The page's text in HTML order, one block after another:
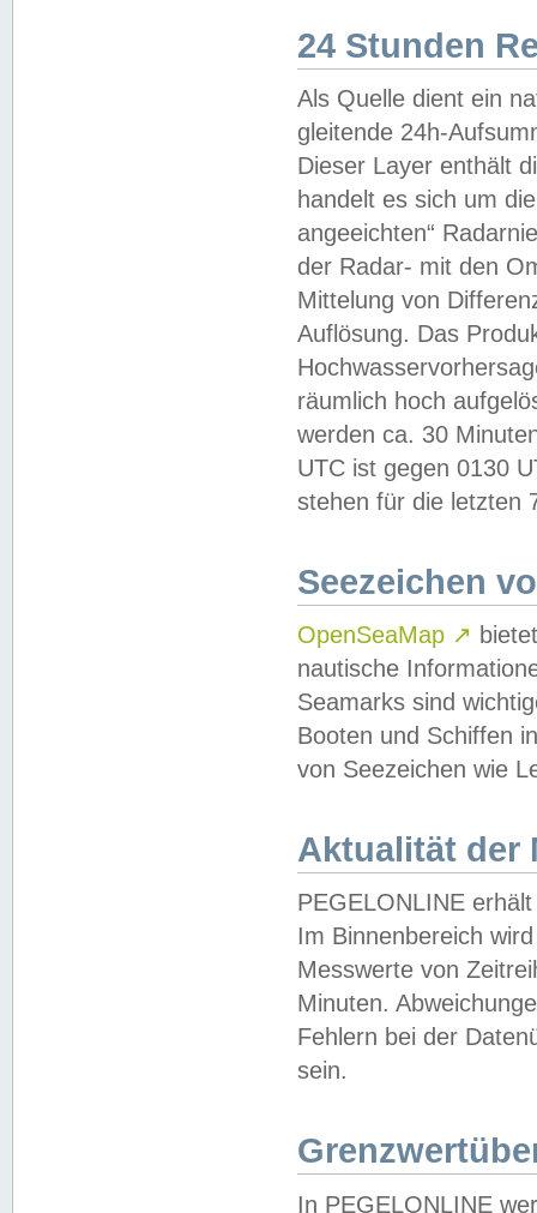
24 Stunden
Als Quelle dient ein
gleitende 24h-
Dieser Layer enthält
handelt es sich um
angeeichten“
der Radar- mit den
Mittelung von
Auflösung. Das
räumlich hoch
werden ca. 30
UTC ist gegen 0130
stehen für die letzten
Seezeichen
OpenSeaMap ↗
nautische
Seamarks sind
Booten und Schiffen
von Seezeichen wie
Aktualität der
PEGELONLINE
Im Binnenbereich
Messwerte von
Minuten.
Fehlern bei der
sein.
In PEGELONLINE